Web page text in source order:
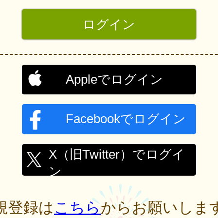
Appleでログイン
Facebookでログイン
X（旧Twitter）でログイ
ン
登録はこちらからお願いしま